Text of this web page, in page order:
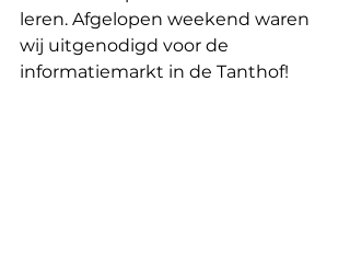
leren. Afgelopen weekend waren
wij uitgenodigd voor de
informatiemarkt in de Tanthof!